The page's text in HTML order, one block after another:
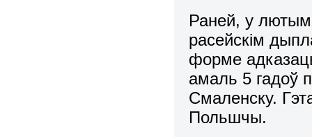
Раней, у лютым
расейскім
форме
амаль 5 гадоў
Смаленску.
Польшчы.